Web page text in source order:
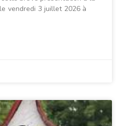
vendredi 3 juillet 2026 à